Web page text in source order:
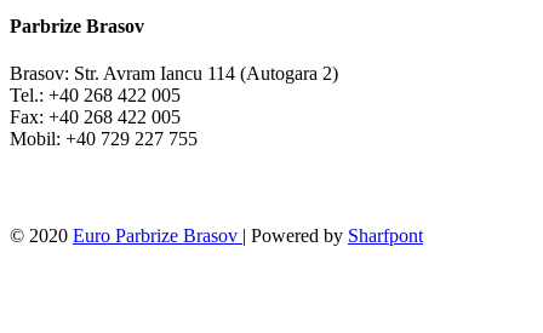
Parbrize Brasov
Brasov: Str. Avram Iancu 114 (Autogara 2)
Tel.: +40 268 422 005
Fax: +40 268 422 005
Mobil: +40 729 227 755
© 2020 Euro Parbrize Brasov | Powered by Sharfpont